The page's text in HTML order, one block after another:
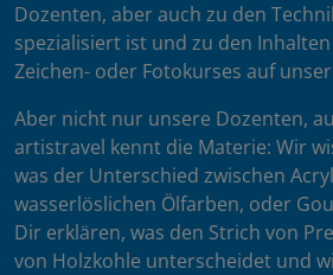
Dozenten, aber auch zu den
spezialisiert ist und zu den Inhalten
Zeichen- oder Fotokurses auf
Aber nicht nur unsere Dozenten,
artistravel kennt die Materie: Wir
was der Unterschied zwischen
wasserlöslichen Ölfarben, oder
Dir erklären, was den Strich von
von Holzkohle unterscheidet und